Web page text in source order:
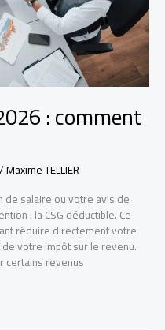
: comment
/Maxime TELLIER
salaire ou votre avis de
: la CSG déductible. Ce
réduire directement votre
votre impôt sur le revenu.
certains revenus